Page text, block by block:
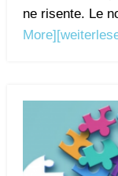
ne risente. Le
More]